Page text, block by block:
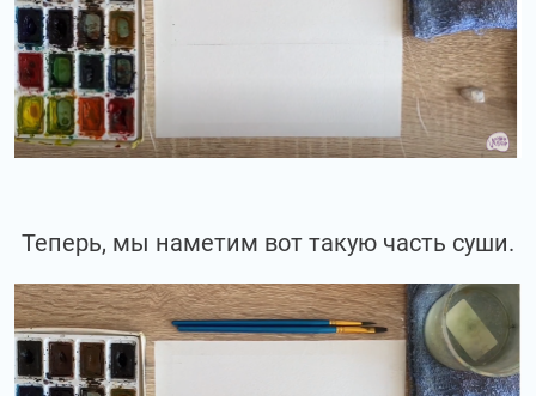
Теперь, мы наметим вот такую часть суши.